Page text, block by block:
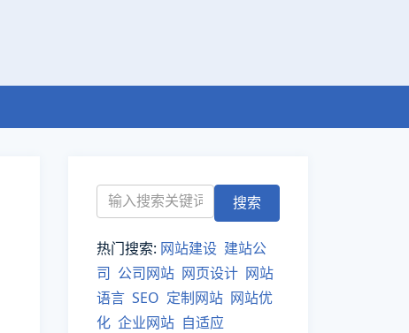
热门搜索: 网站建设 建站公
司 公司网站 网页设计 网站
语言 SEO 定制网站 网站优
化 企业网站 自适应